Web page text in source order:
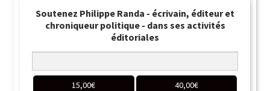
Soutenez Philippe Randa - écrivain, éditeur et
chroniqueur politique - dans ses activités
éditoriales
15,00€ 40,00€